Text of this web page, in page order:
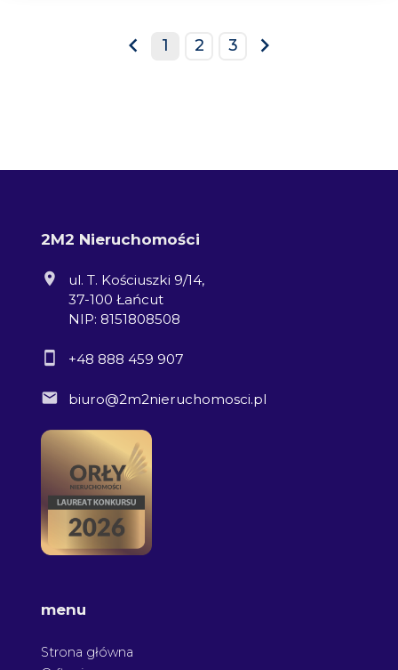
prev
1 2 3
next
2M2 Nieruchomości
ul. T. Kościuszki 9/14,
37-100 Łańcut
NIP: 8151808508
+48 888 459 907
biuro@2m2nieruchomosci.pl
menu
Strona główna